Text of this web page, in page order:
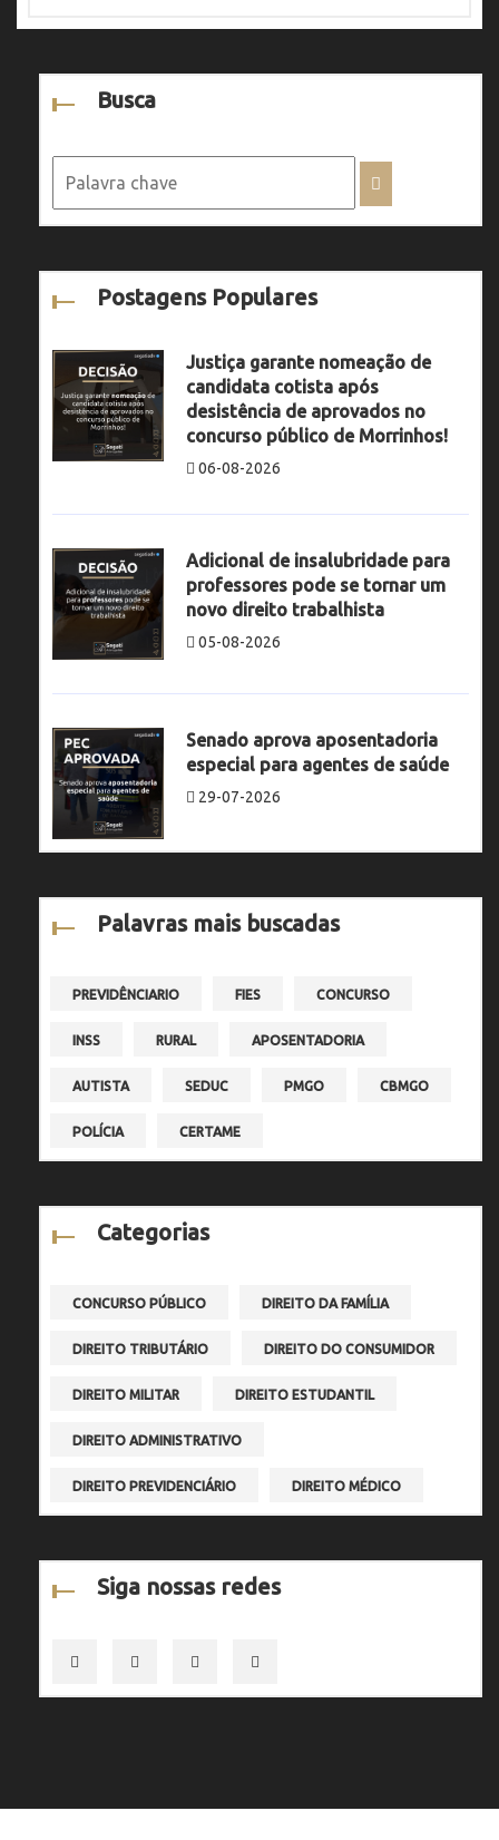
Busca
Postagens Populares
Justiça garante nomeação de
candidata cotista após
desistência de aprovados no
concurso público de Morrinhos!
06-08-2026
Adicional de insalubridade para
professores pode se tornar um
novo direito trabalhista
05-08-2026
Senado aprova aposentadoria
especial para agentes de saúde
29-07-2026
Palavras mais buscadas
PREVIDÊNCIARIO FIES CONCURSO
INSS RURAL APOSENTADORIA
AUTISTA SEDUC PMGO CBMGO
POLÍCIA CERTAME
Categorias
CONCURSO PÚBLICO DIREITO DA FAMÍLIA
DIREITO TRIBUTÁRIO DIREITO DO CONSUMIDOR
DIREITO MILITAR DIREITO ESTUDANTIL
DIREITO ADMINISTRATIVO
DIREITO PREVIDENCIÁRIO DIREITO MÉDICO
Siga nossas redes